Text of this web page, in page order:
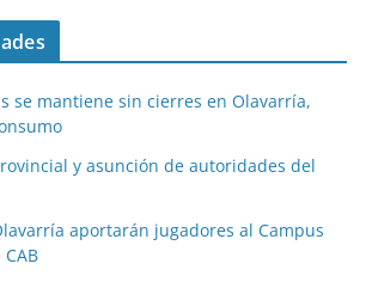
se mantiene sin cierres en Olavarría,
y asunción de autoridades del
aportarán jugadores al Campus